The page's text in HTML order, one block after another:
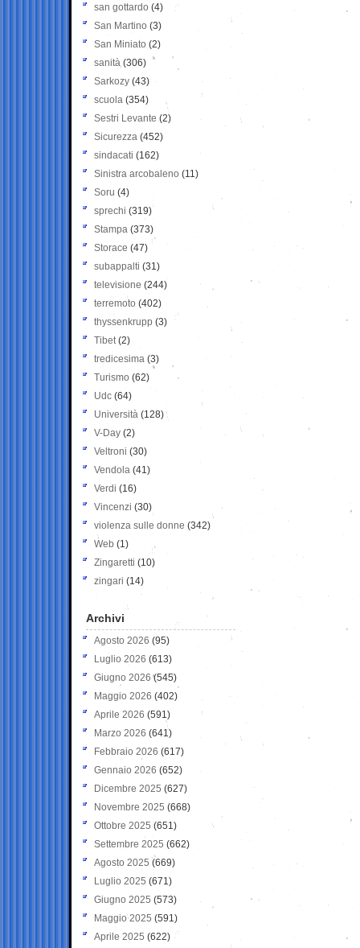
san gottardo (4)
San Martino (3)
San Miniato (2)
sanità (306)
Sarkozy (43)
scuola (354)
Sestri Levante (2)
Sicurezza (452)
sindacati (162)
Sinistra arcobaleno (11)
Soru (4)
sprechi (319)
Stampa (373)
Storace (47)
subappalti (31)
televisione(244)
terremoto (402)
thyssenkrupp (3)
Tibet(2)
tredicesima (3)
Turismo (62)
Udc (64)
Università (128)
V-Day (2)
Veltroni (30)
Vendola (41)
Verdi (16)
Vincenzi (30)
violenza sulle donne (342)
Web (1)
Zingaretti (10)
zingari (14)
Archivi
Agosto 2026 (95)
Luglio 2026 (613)
Giugno 2026 (545)
Maggio 2026 (402)
Aprile 2026 (591)
Marzo 2026 (641)
Febbraio 2026 (617)
Gennaio 2026 (652)
Dicembre 2025 (627)
Novembre 2025 (668)
Ottobre 2025 (651)
Settembre 2025 (662)
Agosto 2025 (669)
Luglio 2025 (671)
Giugno 2025 (573)
Maggio 2025 (591)
Aprile 2025 (622)